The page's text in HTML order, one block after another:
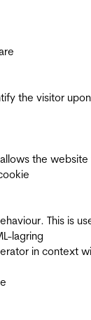
the visitor
the
This is
lagring
in context